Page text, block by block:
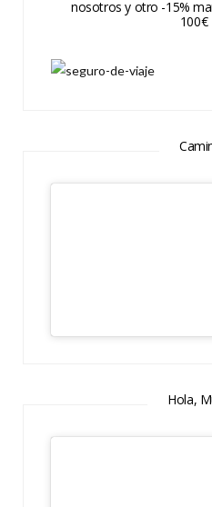
nosotros y otro -15%
100€
Hola,